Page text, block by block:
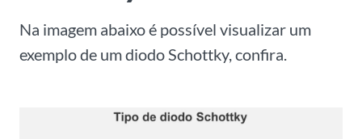
Na imagem abaixo é possível visualizar um
exemplo de um diodo Schottky, confira.